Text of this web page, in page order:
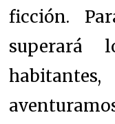
ficción.
superará